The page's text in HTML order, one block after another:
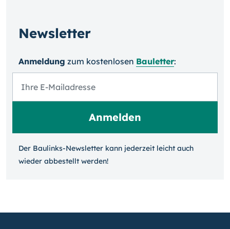
Newsletter
Anmeldung zum kosten­losen Bauletter:
Der Baulinks-Newsletter kann jeder­zeit leicht auch
wieder ab­bestellt werden!